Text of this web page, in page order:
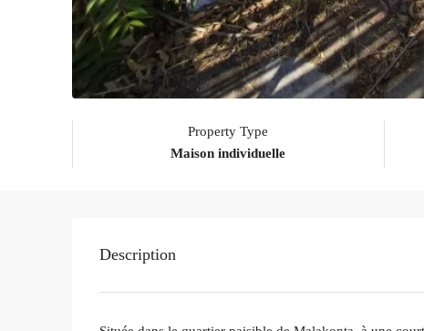
Property Type
Maison individuelle
Description